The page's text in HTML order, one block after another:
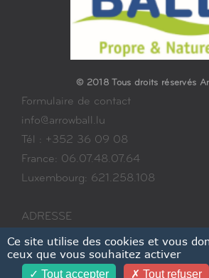
© 2018 Tous droits réservés
Formulaire de contact
info@arrowball.lu
Tél : +352 36 09 08
France: 06.07.48.07.64
Luxembourg: 621.258.108
ADRESSE
103 RUE LUXEMBOURG
3515 DUDELANGE
Ce site utilise des cookies et vous
ceux que vous souhaitez activer
Tout accepter Tout refuser